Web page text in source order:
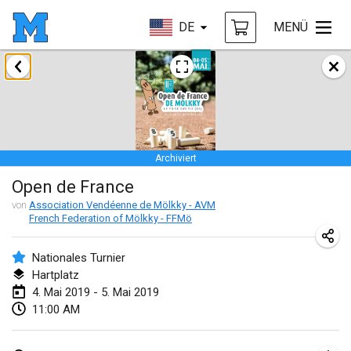
DE MENÜ
Archiviert
Open de France
von Association Vendéenne de Mölkky - AVM
French Federation of Mölkky - FFMö
Nationales Turnier
Hartplatz
4. Mai 2019 - 5. Mai 2019
11:00 AM
Januar 2019
New Year's Throw Mölkky
Tschechische Republik
Tournoi Mixte ASPTTOM
20. Jan. 2019|Frankreich
Tournoi d'Hiver
26. Jan. 2019|Frankreich
Liekki Cup
26. Jan. 2019|Finnland
Tournoi de Mölkky - Lesfous Dubâtonvaigeois